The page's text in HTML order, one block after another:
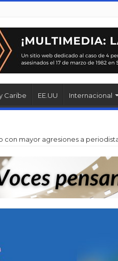
Caribe EE.UU Internacional
con mayor agresiones a